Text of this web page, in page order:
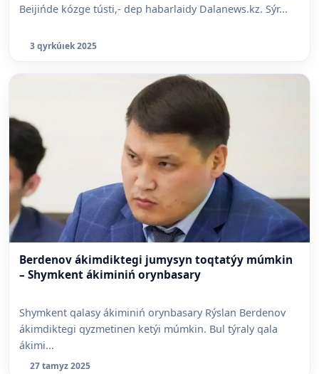
Beijińde kózge tústi,- dep habarlaidy Dalanews.kz. Sýr...
3 qyrkúıek 2025
Berdenov ákimdiktegi jumysyn toqtatýy múmkin
– Shymkent ákiminiń orynbasary
Shymkent qalasy ákiminiń orynbasary Rýslan Berdenov
ákimdiktegi qyzmetinen ketýi múmkin. Bul týraly qala
ákimi...
27 tamyz 2025